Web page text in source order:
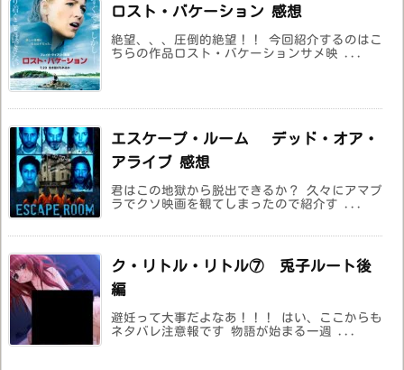
ロスト・バケーション 感想
絶望、、、圧倒的絶望！！ 今回紹介するのはこ
ちらの作品ロスト・バケーションサメ映 ...
エスケープ・ルーム デッド・オア・
アライブ 感想
君はこの地獄から脱出できるか？ 久々にアマプ
ラでクソ映画を観てしまったので紹介す ...
ク・リトル・リトル⑦ 兎子ルート後
編
避妊って大事だよなあ！！！ はい、ここからも
ネタバレ注意報です 物語が始まる一週 ...